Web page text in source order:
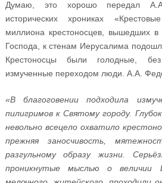
Думаю, это хорошо передал
исторических хрониках
миллиона крестоносцев, вышедших в
Господа, к стенам Иерусалима
Крестоносцы были голодные,
измученные переходом люди. А.А.
«В благоговении подходила
пилигримов к Святому городу.
невольно всецело охватило
прежняя заносчивость,
разгульному образу жизни.
проникнутые мыслью о величии